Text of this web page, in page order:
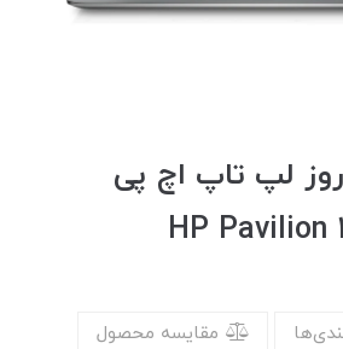
لپ تاپ اچ پی
مقایسه محصول